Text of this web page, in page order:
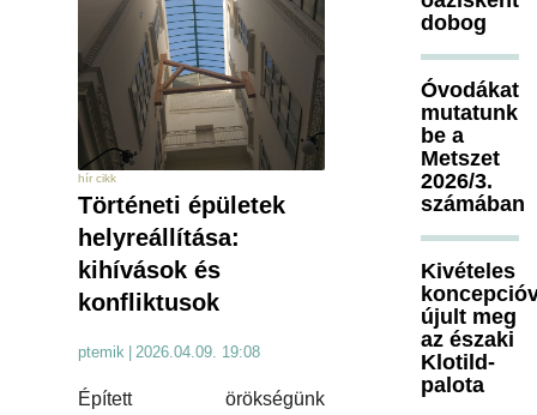
hír cikk
Történeti épületek
helyreállítása:
kihívások és
konfliktusok
ptemik | 2026.04.09. 19:08
Épített örökségünk
dobog
Óvodákat
mutatunk
be a
Metszet
2026/3.
számában
Kivételes
újult meg
az északi
Klotild-
palota